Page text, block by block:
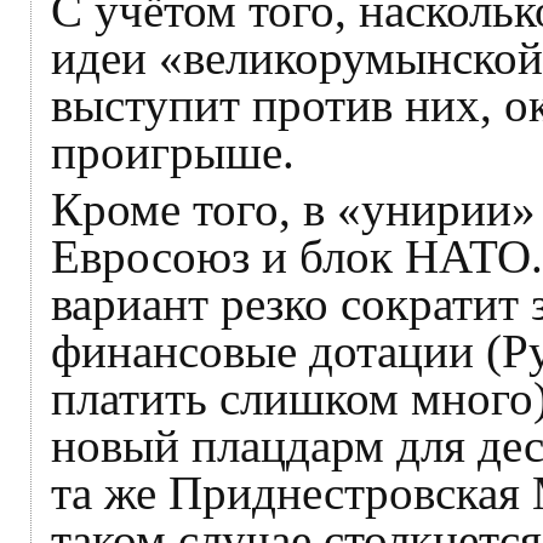
идеи
выступит против них,
проигрыше.
Кроме того, в
Евросоюз и блок
вариант резко
финансовые дотации
платить слишком
новый плацдарм для
та же Приднестровская